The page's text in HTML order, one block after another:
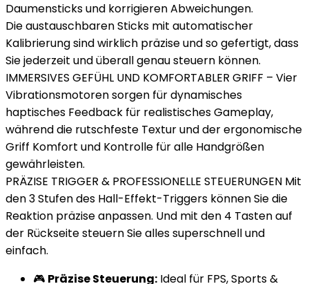
Daumensticks und korrigieren Abweichungen.
Die austauschbaren Sticks mit automatischer
Kalibrierung sind wirklich präzise und so gefertigt, dass
Sie jederzeit und überall genau steuern können.
IMMERSIVES GEFÜHL UND KOMFORTABLER GRIFF – Vier
Vibrationsmotoren sorgen für dynamisches
haptisches Feedback für realistisches Gameplay,
während die rutschfeste Textur und der ergonomische
Griff Komfort und Kontrolle für alle Handgrößen
gewährleisten.
PRÄZISE TRIGGER & PROFESSIONELLE STEUERUNGEN Mit
den 3 Stufen des Hall-Effekt-Triggers können Sie die
Reaktion präzise anpassen. Und mit den 4 Tasten auf
der Rückseite steuern Sie alles superschnell und
einfach.
🎮 Präzise Steuerung: Ideal für FPS, Sports &